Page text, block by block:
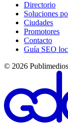
Directorio
Soluciones
Ciudades
Promotores
Contacto
Guía SEO
© 2026